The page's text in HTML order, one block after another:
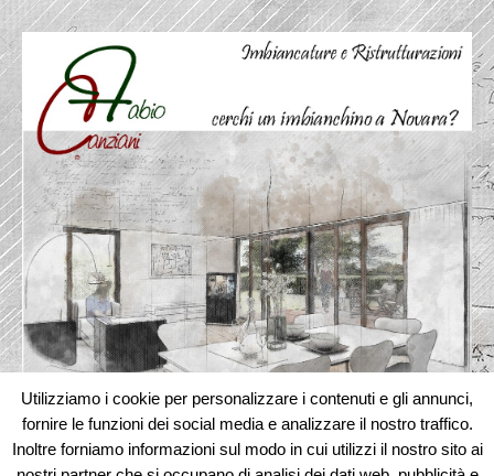
Utilizziamo i cookie per personalizzare i contenuti e gli annunci,
fornire le funzioni dei social media e analizzare il nostro traffico.
Inoltre forniamo informazioni sul modo in cui utilizzi il nostro sito ai